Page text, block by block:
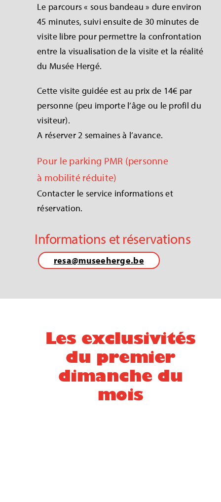
Le parcours « sous bandeau » dure environ
45 minutes, suivi ensuite de 30 minutes de
visite libre pour permettre la confrontation
entre la visualisation de la visite et la réalité
du Musée Hergé.
Cette visite guidée est au prix de 14€ par
personne (peu importe l’âge ou le profil du
visiteur).
A réserver 2 semaines à l’avance.
Pour le parking PMR (personne
à mobilité réduite)
Contacter le service informations et
réservation.
Informations et réservations
resa@museeherge.be
Les exclusivités
du premier
dimanche du
mois